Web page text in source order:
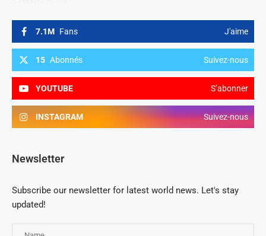
7.1M Fans J'aime
15 Abonnés Suivez-nous
YOUTUBE S’abonner
INSTAGRAM Suivez-nous
Newsletter
Subscribe our newsletter for latest world news. Let's stay
updated!